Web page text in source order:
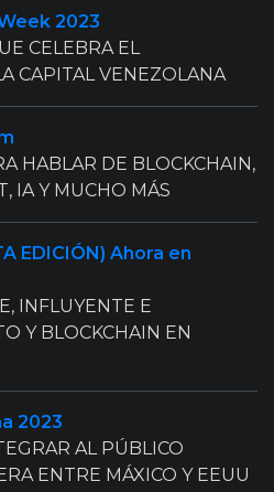
2023
CELEBRA EL
CAPITAL VENEZOLANA
HABLAR DE BLOCKCHAIN,
IA Y MUCHO MÁS
EDICIÓN) Ahora en
INFLUYENTE E
Y BLOCKCHAIN EN
2023
AL PÚBLICO
ENTRE MÁXICO Y EEUU